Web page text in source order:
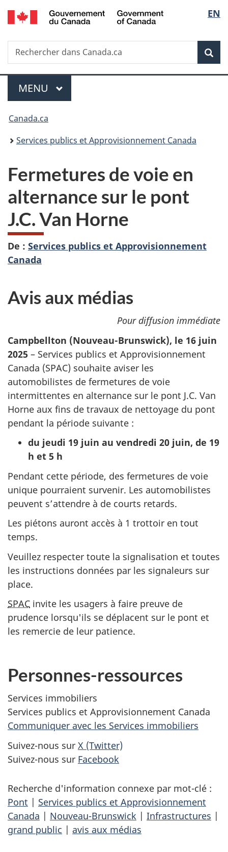
Passer
au
principal
Passer
à
Au
du
Passer
à
version
simplifiée
de
la
EN
Recherche
Rechercher
dans
Menu
MENU PRINCIPAL
Vous
êtes
Canada.ca
Services publics et Approvisionnement Canada
Fermetures de voie en
alternance sur le pont
J.C. Van Horne
De : Services publics et Approvisionnement
Canada
Avis aux médias
Pour diffusion immédiate
Campbellton (Nouveau-Brunswick), le 16 juin
2025 – Services publics et Approvisionnement
Canada (SPAC) souhaite aviser les
automobilistes de fermetures de voie
intermittentes en alternance sur le pont J.C. Van
Horne aux fins de travaux de nettoyage du pont
pendant la période suivante :
du jeudi 19 juin au vendredi 20 juin, de 19
h et 5 h
Pendant cette période, des fermetures de voie
unique pourraient survenir. Les automobilistes
peuvent s’attendre à de courts retards.
Les piétons auront accès à 1 trottoir en tout
temps.
Veuillez respecter toute la signalisation et toutes
les instructions données par les signaleurs sur
place.
SPAC invite les usagers à faire preuve de
prudence lorsqu'ils se déplacent sur le pont et
les remercie de leur patience.
Personnes-ressources
Services immobiliers
Services publics et Approvisionnement Canada
Communiquer avec les Services immobiliers
Suivez-nous sur X (Twitter)
Suivez-nous sur Facebook
Recherche d'information connexe par mot-clé :
Pont | Services publics et Approvisionnement
Canada | Nouveau-Brunswick | Infrastructures |
grand public | avis aux médias